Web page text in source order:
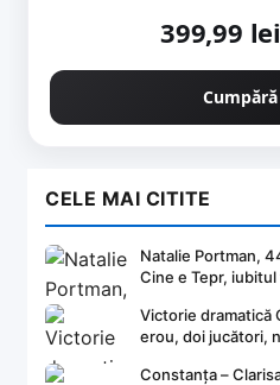
399,99 lei
CELE MAI CITITE
Natalie Portman,
Cine e Tepr,
Victorie dramatică
erou, doi jucători,
Constanța –